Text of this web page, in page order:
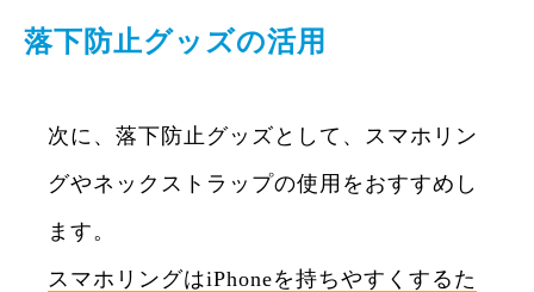
落下防止グッズの活用
次に、落下防止グッズとして、スマホリン
グやネックストラップの使用をおすすめし
ます。
スマホリングはiPhoneを持ちやすくするた